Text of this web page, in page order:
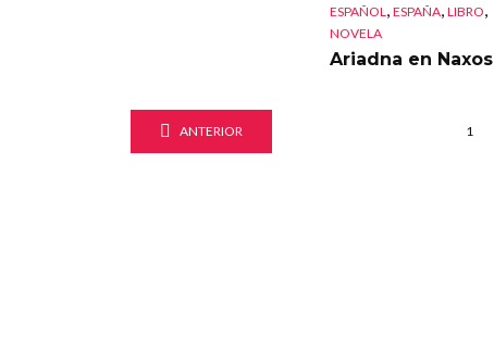
ESPAÑOL ESPAÑA LIBRO
NOVELA
Ariadna en Naxos
ANTERIOR 1